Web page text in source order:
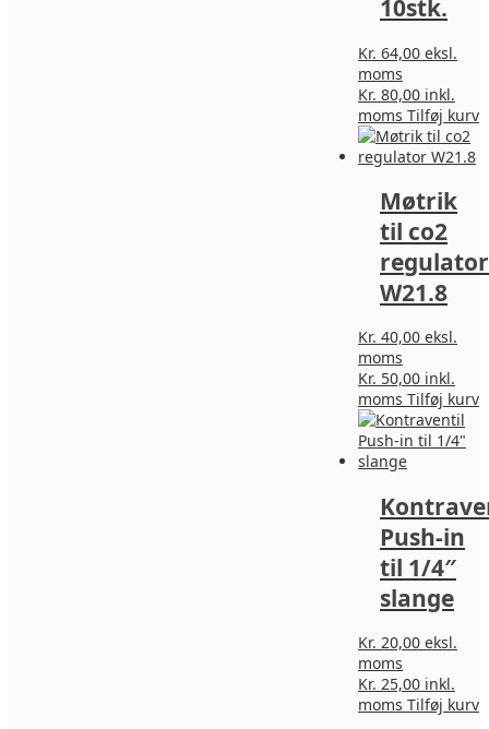
10stk.
Kr. 64,00 eksl.
moms
Kr. 80,00 inkl.
moms Tilføj kurv
Møtrik
til co2
regulator
W21.8
Kr. 40,00 eksl.
moms
Kr. 50,00 inkl.
moms Tilføj kurv
Push-in
til 1/4″
slange
Kr. 20,00 eksl.
moms
Kr. 25,00 inkl.
moms Tilføj kurv